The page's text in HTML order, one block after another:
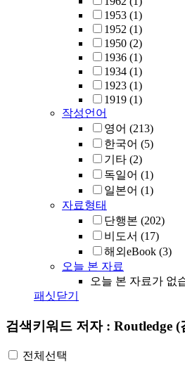
1953 (1)
1952 (1)
1950 (2)
1936 (1)
1934 (1)
1923 (1)
1919 (1)
작성언어
영어 (213)
한국어 (5)
기타 (2)
독일어 (1)
일본어 (1)
자료형태
단행본 (202)
비도서 (17)
해외eBook (3)
오늘 본 자료
오늘 본 자료가 없
패싯닫기
검색키워드 저자 : Routledge (
전체선택